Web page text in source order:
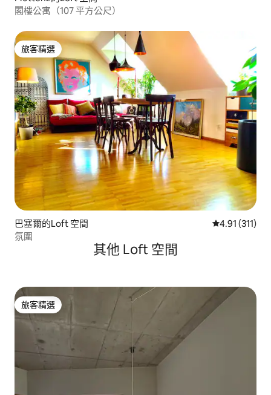
閣樓公寓（107 平方公尺）
旅客精選
旅客精選
巴塞爾的Loft 空間 從 311 則評價
4.91 (311)
氛圍
其他 Loft 空間
旅客精選
旅客精選